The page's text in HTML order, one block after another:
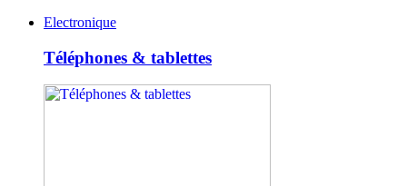
Electronique
Téléphones & tablettes